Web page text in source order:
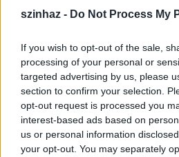
szinhaz - Do Not Process My
If you wish to opt-out of the sale,
processing of your personal or
targeted advertising by us, please
section to confirm your selection.
opt-out request is processed you
interest-based ads based on
us or personal information
your opt-out. You may separately
s kiválóan tudta utánozni
Két hangszerre komponálva,
előadásában élvezhetjük
Horgas Eszter, zongorán
közre, aki egyben a zenei
Gershwin zenéje úgy hálózza
mint az érrendszer az emberi